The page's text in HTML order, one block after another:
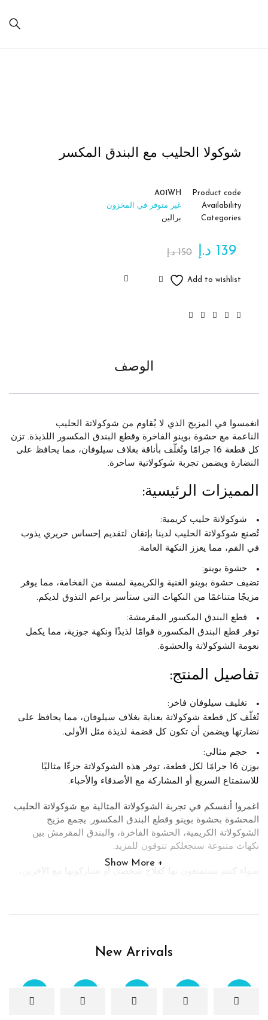
شوكولا الحليب مع البندق المكسر
Product code
A01WH
Availability
غير متوفر في المخزون
Categories
برالين
150 د.إ 139 د.إ
الوصف
انغمسوا في المزيج الذي لا يُقاوم من شوكولاتة الحليب
الناعمة مع حشوة بوينو الفاخرة وقطع البندق المكسور اللذيذة. تزن
كل قطعة 16 جرامًا
وتُغلّف بأناقة بغلاف سيلوفان، مما يحافظ على
النضارة ويضمن تجربة شوكولاتية ساحرة.
المميزات الرئيسية:
شوكولاتة حليب كريمية:
تُصنع شوكولاتة الحليب لدينا بإتقان لتقديم إحساس حريري يذوب
في الفم، مما يعزز النكهة العامة.
حشوة بوينو:
تضيف حشوة بوينو الغنية والكريمية لمسة من الفخامة، مما يوفر
مزيجًا متناغمًا من النكهات التي ستأسر براعم التذوق لديكم.
قطع البندق المكسور المقرمشة:
توفر قطع البندق المكسورة قوامًا لذيذًا ونكهة جوزية، مما يكمل
نعومة الشوكولاتة والحشوة.
تفاصيل المنتج:
تغليف سيلوفان فاخر:
تُغلّف كل قطعة شوكولاتة بعناية بغلاف سيلوفان، مما يحافظ على
نضارتها ويضمن أن تكون كل قضمة لذيذة مثل الأولى.
حجم مثالي:
بوزن 16 جرامًا لكل قطعة، توفر هذه الشوكولاتة جزءًا مثاليًا
للاستمتاع السريع أو المشاركة مع الأصدقاء والأحباء.
اغمروا أنفسكم في تجربة الشوكولاتة المثالية مع شوكولاتة الحليب
المحشوة بحشوة بوينو وقطع البندق المكسور . يجمع مزيج
الشوكولاتة الكريمية، الحشوة الفاخرة، والبندق المقرمش بين
نكهات متنوعة ستجعلكم تتوقون للمزيد.
سواء كنتم تستمتعون بها كعلاج شخصي أو تشاركونها مع الآخرين،
Show More
New Arrivals